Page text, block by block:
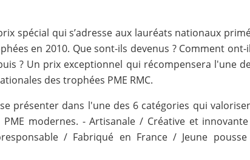
spécial qui s’adresse aux lauréats nationaux
en 2010. Que sont-ils devenus ? Comment ont-
? Un prix exceptionnel qui récompensera l'une
des trophées PME RMC.
présenter dans l'une des 6 catégories qui
modernes. - Artisanale / Créative et
/ Fabriqué en France / Jeune